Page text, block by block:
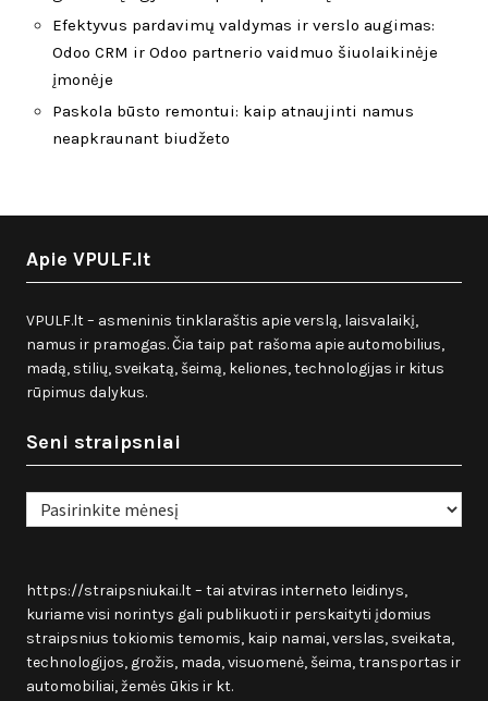
Efektyvus pardavimų valdymas ir verslo augimas:
Odoo CRM ir Odoo partnerio vaidmuo šiuolaikinėje
įmonėje
Paskola būsto remontui: kaip atnaujinti namus
neapkraunant biudžeto
Apie VPULF.lt
VPULF.lt – asmeninis tinklaraštis apie verslą, laisvalaikį,
namus ir pramogas. Čia taip pat rašoma apie automobilius,
madą, stilių, sveikatą, šeimą, keliones, technologijas ir kitus
rūpimus dalykus.
Seni straipsniai
Seni
straipsniai
https://straipsniukai.lt– tai atviras interneto leidinys,
kuriame visi norintys gali publikuoti ir perskaityti įdomius
straipsnius tokiomis temomis, kaip namai, verslas, sveikata,
technologijos, grožis, mada, visuomenė, šeima, transportas ir
automobiliai, žemės ūkis ir kt.